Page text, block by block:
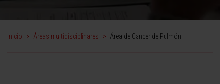
Inicio > Áreas multidisciplinares > Área de Cáncer de Pulmón